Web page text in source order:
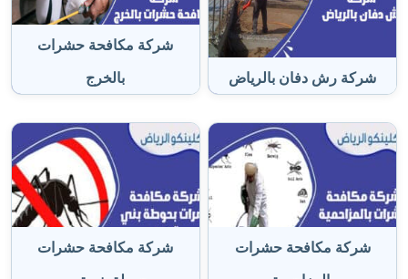
شركة رش دفان بالرياض
شركة مكافحة حشرات
بالخرج
شركة مكافحة حشرات
شركة مكافحة حشرات